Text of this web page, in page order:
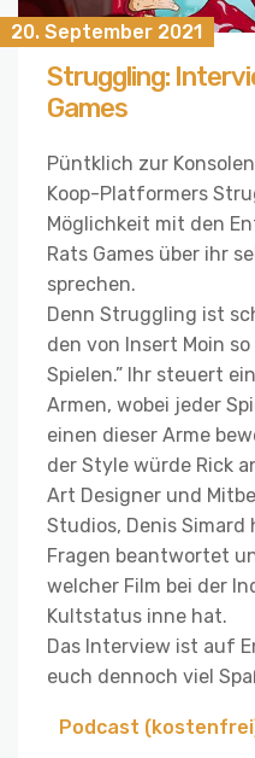
20. September 2021
Struggling:
Games
Püntklich zur
Koop-Platformers
Möglichkeit mit den
Rats Games über ihr
sprechen.
Denn Struggling ist
den von Insert Moin
Spielen.” Ihr steuert
Armen, wobei jeder
einen dieser Arme
der Style würde Rick
Art Designer und
Studios, Denis
Fragen beantwortet
welcher Film bei der
Kultstatus inne hat.
Das Interview ist auf
euch dennoch viel
Podcast